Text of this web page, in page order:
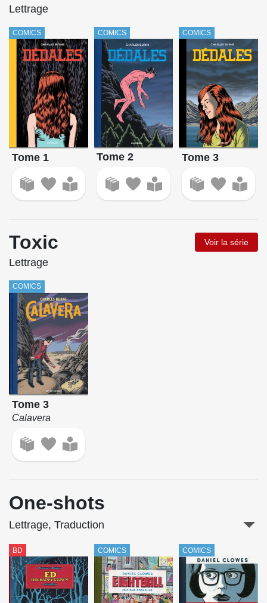
Lettrage
COMICS
Tome 1
COMICS
Tome 2
COMICS
Tome 3
Toxic Voir la série
Lettrage
COMICS
Tome 3
Calavera
One-shots
Lettrage, Traduction
BD COMICS COMICS